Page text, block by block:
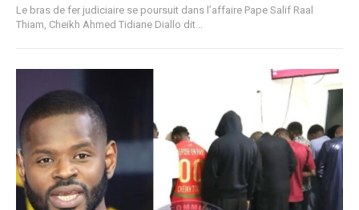
Le bras de fer judiciaire se poursuit dans l’affaire Pape Salif Raal
Thiam, Cheikh Ahmed Tidiane Diallo dit...